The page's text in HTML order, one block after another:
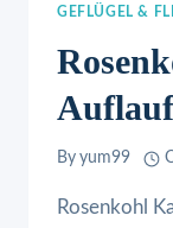
GEFLÜGEL &
Auflauf
By yum99
Rosenkohl